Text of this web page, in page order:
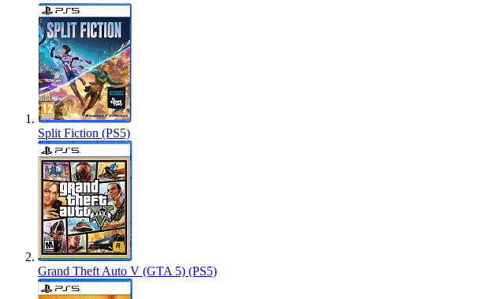
Split Fiction (PS5)
Grand Theft Auto V (GTA 5) (PS5)